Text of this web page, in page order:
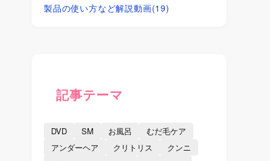
製品の使い方など解説動画(19)
記事テーマ
DVD SM お風呂
むだ毛ケア
アンダーヘア
クリトリス
クンニ